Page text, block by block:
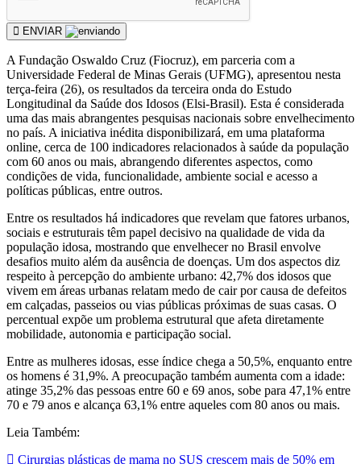
ENVIAR
A Fundação Oswaldo Cruz (Fiocruz), em parceria com a
Universidade Federal de Minas Gerais (UFMG), apresentou nesta
terça-feira (26), os resultados da terceira onda do Estudo
Longitudinal da Saúde dos Idosos (Elsi-Brasil). Esta é considerada
uma das mais abrangentes pesquisas nacionais sobre envelhecimento
no país. A iniciativa inédita disponibilizará, em uma plataforma
online, cerca de 100 indicadores relacionados à saúde da população
com 60 anos ou mais, abrangendo diferentes aspectos, como
condições de vida, funcionalidade, ambiente social e acesso a
políticas públicas, entre outros.
Entre os resultados há indicadores que revelam que fatores urbanos,
sociais e estruturais têm papel decisivo na qualidade de vida da
população idosa, mostrando que envelhecer no Brasil envolve
desafios muito além da ausência de doenças. Um dos aspectos diz
respeito à percepção do ambiente urbano: 42,7% dos idosos que
vivem em áreas urbanas relatam medo de cair por causa de defeitos
em calçadas, passeios ou vias públicas próximas de suas casas. O
percentual expõe um problema estrutural que afeta diretamente
mobilidade, autonomia e participação social.
Entre as mulheres idosas, esse índice chega a 50,5%, enquanto entre
os homens é 31,9%. A preocupação também aumenta com a idade:
atinge 35,2% das pessoas entre 60 e 69 anos, sobe para 47,1% entre
70 e 79 anos e alcança 63,1% entre aqueles com 80 anos ou mais.
Leia Também:
Cirurgias plásticas de mama no SUS crescem mais de 50% em